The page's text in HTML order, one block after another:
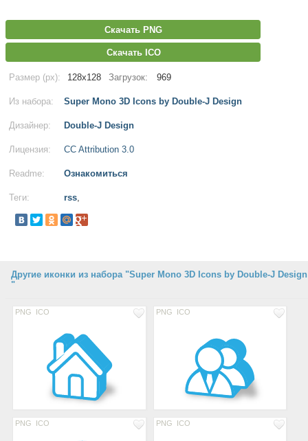
Скачать PNG
Скачать ICO
Размер (px): 128x128 Загрузок: 969
Из набора: Super Mono 3D Icons by Double-J Design
Дизайнер: Double-J Design
Лицензия: CC Attribution 3.0
Readme: Ознакомиться
Теги: rss,
Другие иконки из набора "Super Mono 3D Icons by Double-J Design
"
PNG ICO PNG ICO
PNG ICO PNG ICO